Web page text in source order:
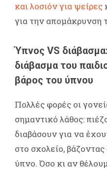
και λοσιόν για ψείρες
για την απομάκρυνση
Ύπνος VS
διάβασμα του
βάρος του ύπνου
Πολλές φορές οι
σημαντικό λάθος:
διαβάσουν για να
στο σχολείο,
ύπνο. Όσο κι αν